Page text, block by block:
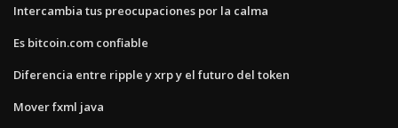
Intercambia tus preocupaciones por la calma
Es bitcoin.com confiable
Diferencia entre ripple y xrp y el futuro del token
Mover fxml java